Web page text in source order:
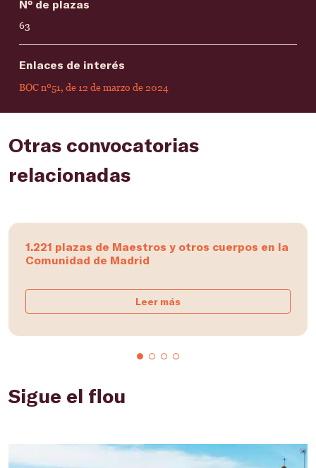
Nº de plazas
63
Enlaces de interés
BOC nº51, de 12 de marzo de 2024
Otras convocatorias
relacionadas
1.221 plazas de Maestros y otros cuerpos en la
Comunidad de Madrid
Leer más
Sigue el flou